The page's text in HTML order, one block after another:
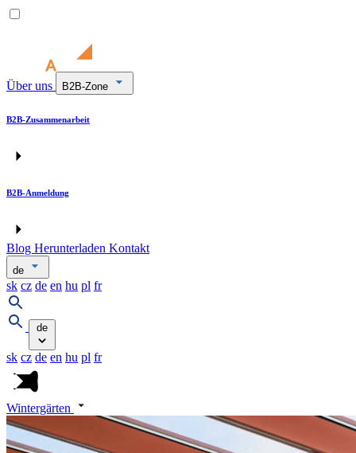
Über uns B2B-Zone
B2B-Zusammenarbeit
B2B-Anmeldung
Blog Herunterladen Kontakt
de
sk cz de en hu pl fr
de
sk cz de en hu pl fr
Wintergärten